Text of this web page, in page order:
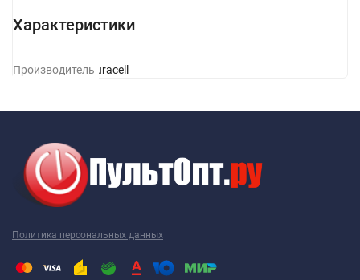
Характеристики
ПроизводительDuracell
Политика персональных данных